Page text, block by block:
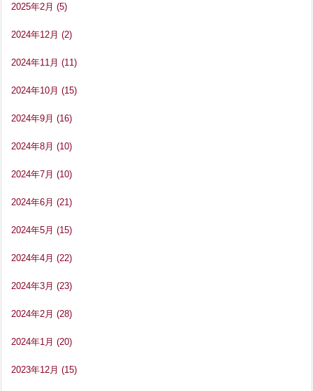
2025年2月 (5)
2024年12月 (2)
2024年11月 (11)
2024年10月 (15)
2024年9月 (16)
2024年8月 (10)
2024年7月 (10)
2024年6月 (21)
2024年5月 (15)
2024年4月 (22)
2024年3月 (23)
2024年2月 (28)
2024年1月 (20)
2023年12月 (15)